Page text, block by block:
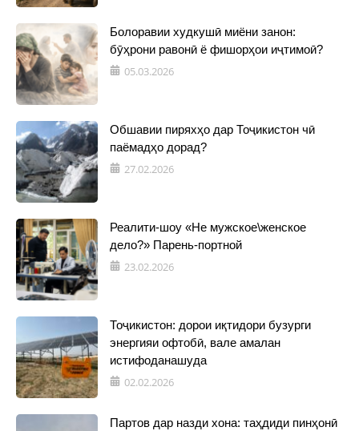
Болоравии худкушӣ миёни занон:
бӯҳрони равонӣ ё фишорҳои иҷтимоӣ?
05.03.2026
Обшавии пиряхҳо дар Тоҷикистон чӣ
паёмадҳо дорад?
27.02.2026
Реалити-шоу «Не мужское\женское
дело?» Парень-портной
23.02.2026
Тоҷикистон: дорои иқтидори бузурги
энергияи офтобӣ, вале амалан
истифоданашуда
02.02.2026
Партов дар назди хона: таҳдиди пинҳонӣ